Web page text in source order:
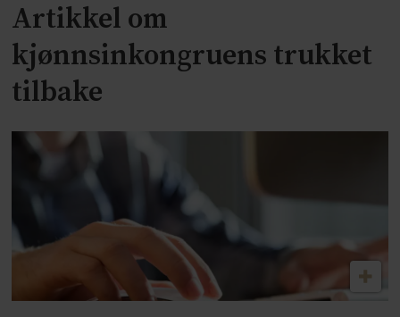
Artikkel om
kjønnsinkongruens trukket
tilbake